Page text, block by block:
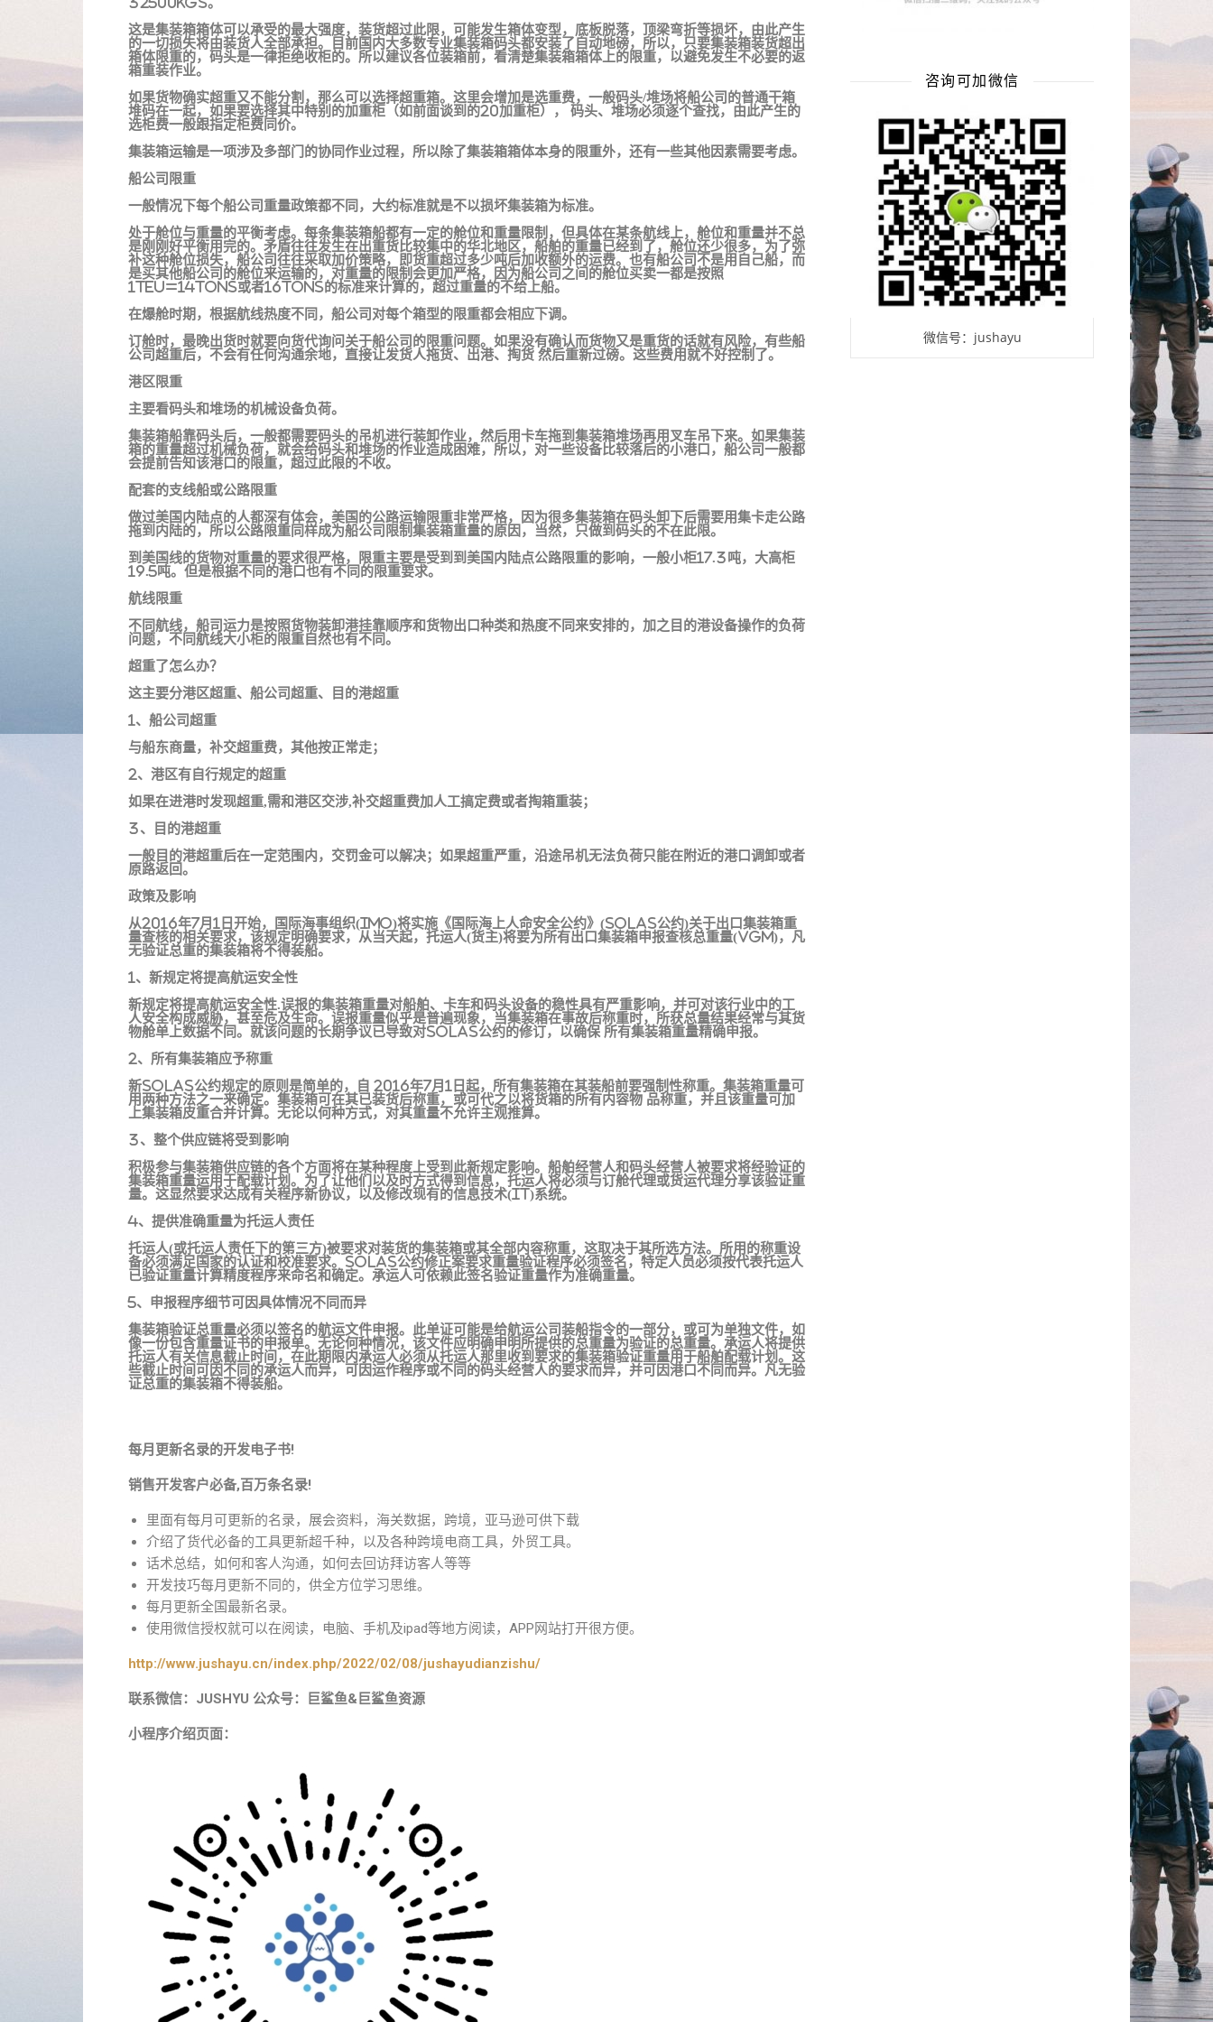
这是集装箱箱体可以承受的最大强度，装货超过此限，可能发生箱体变型，底板脱落，顶梁弯折等损坏，由此产生
的一切损失将由装货人全部承担。目前国内大多数专业集装箱码头都安装了自动地磅，所以，只要集装箱装货超出
箱体限重的，码头是一律拒绝收柜的。所以建议各位装箱前，看清楚集装箱箱体上的限重，以避免发生不必要的返
箱重装作业。
如果货物确实超重又不能分割，那么可以选择超重箱。这里会增加是选重费，一般码头/堆场将船公司的普通干箱
堆码在一起，如果要选择其中特别的加重柜（如前面谈到的20加重柜）， 码头、堆场必须逐个查找，由此产生的
选柜费一般跟指定柜费同价。
集装箱运输是一项涉及多部门的协同作业过程，所以除了集装箱箱体本身的限重外，还有一些其他因素需要考虑。
船公司限重
一般情况下每个船公司重量政策都不同，大约标准就是不以损坏集装箱为标准。
处于舱位与重量的平衡考虑。每条集装箱船都有一定的舱位和重量限制，但具体在某条航线上，舱位和重量并不总
是刚刚好平衡用完的。矛盾往往发生在出重货比较集中的华北地区，船舶的重量已经到了，舱位还少很多，为了弥
补这种舱位损失，船公司往往采取加价策略，即货重超过多少吨后加收额外的运费。也有船公司不是用自己船，而
是买其他船公司的舱位来运输的，对重量的限制会更加严格，因为船公司之间的舱位买卖一都是按照
1TEU=14TONS或者16TONS的标准来计算的，超过重量的不给上船。
在爆舱时期，根据航线热度不同，船公司对每个箱型的限重都会相应下调。
订舱时，最晚出货时就要向货代询问关于船公司的限重问题。如果没有确认而货物又是重货的话就有风险，有些船
公司超重后，不会有任何沟通余地，直接让发货人拖货、出港、掏货 然后重新过磅。这些费用就不好控制了。
港区限重
主要看码头和堆场的机械设备负荷。
集装箱船靠码头后，一般都需要码头的吊机进行装卸作业，然后用卡车拖到集装箱堆场再用叉车吊下来。如果集装
箱的重量超过机械负荷，就会给码头和堆场的作业造成困难，所以，对一些设备比较落后的小港口，船公司一般都
会提前告知该港口的限重，超过此限的不收。
配套的支线船或公路限重
做过美国内陆点的人都深有体会，美国的公路运输限重非常严格，因为很多集装箱在码头卸下后需要用集卡走公路
拖到内陆的，所以公路限重同样成为船公司限制集装箱重量的原因，当然，只做到码头的不在此限。
到美国线的货物对重量的要求很严格，限重主要是受到到美国内陆点公路限重的影响，一般小柜17.3吨，大高柜
19.5吨。但是根据不同的港口也有不同的限重要求。
航线限重
不同航线，船司运力是按照货物装卸港挂靠顺序和货物出口种类和热度不同来安排的，加之目的港设备操作的负荷
问题，不同航线大小柜的限重自然也有不同。
超重了怎么办？
这主要分港区超重、船公司超重、目的港超重
1、船公司超重
与船东商量，补交超重费，其他按正常走；
2、港区有自行规定的超重
如果在进港时发现超重,需和港区交涉,补交超重费加人工搞定费或者掏箱重装；
3、目的港超重
一般目的港超重后在一定范围内，交罚金可以解决；如果超重严重，沿途吊机无法负荷只能在附近的港口调卸或者
原路返回。
政策及影响
从2016年7月1日开始，国际海事组织(IMO)将实施《国际海上人命安全公约》(SOLAS公约)关于出口集装箱重
量查核的相关要求，该规定明确要求，从当天起，托运人(货主)将要为所有出口集装箱申报查核总重量(VGM)，凡
无验证总重的集装箱将不得装船。
1、新规定将提高航运安全性
新规定将提高航运安全性.误报的集装箱重量对船舶、卡车和码头设备的稳性具有严重影响，并可对该行业中的工
人安全构成威胁，甚至危及生命。误报重量似乎是普遍现象，当集装箱在事故后称重时，所获总量结果经常与其货
物舱单上数据不同。就该问题的长期争议已导致对SOLAS公约的修订，以确保 所有集装箱重量精确申报。
2、所有集装箱应予称重
新SOLAS公约规定的原则是简单的，自 2016年7月1日起，所有集装箱在其装船前要强制性称重。集装箱重量可
用两种方法之一来确定。集装箱可在其已装货后称重，或可代之以将货箱的所有内容物 品称重，并且该重量可加
上集装箱皮重合并计算。无论以何种方式，对其重量不允许主观推算。
3、整个供应链将受到影响
积极参与集装箱供应链的各个方面将在某种程度上受到此新规定影响。船舶经营人和码头经营人被要求将经验证的
集装箱重量运用于配载计划。为了让他们以及时方式得到信息，托运人将必须与订舱代理或货运代理分享该验证重
量。这显然要求达成有关程序新协议，以及修改现有的信息技术(IT)系统。
4、提供准确重量为托运人责任
托运人(或托运人责任下的第三方)被要求对装货的集装箱或其全部内容称重，这取决于其所选方法。所用的称重设
备必须满足国家的认证和校准要求。SOLAS公约修正案要求重量验证程序必须签名，特定人员必须按代表托运人
已验证重量计算精度程序来命名和确定。承运人可依赖此签名验证重量作为准确重量。
5、申报程序细节可因具体情况不同而异
集装箱验证总重量必须以签名的航运文件申报。此单证可能是给航运公司装船指令的一部分，或可为单独文件，如
像一份包含重量证书的申报单。无论何种情况，该文件应明确申明所提供的总重量为验证的总重量。承运人将提供
托运人有关信息截止时间，在此期限内承运人必须从托运人那里收到要求的集装箱验证重量用于船舶配载计划。这
些截止时间可因不同的承运人而异，可因运作程序或不同的码头经营人的要求而异，并可因港口不同而异。凡无验
证总重的集装箱不得装船。
每月更新名录的开发电子书!
销售开发客户必备,百万条名录!
里面有每月可更新的名录，展会资料，海关数据，跨境，亚马逊可供下载
介绍了货代必备的工具更新超千种，以及各种跨境电商工具，外贸工具。
话术总结，如何和客人沟通，如何去回访拜访客人等等
开发技巧每月更新不同的，供全方位学习思维。
每月更新全国最新名录。
使用微信授权就可以在阅读，电脑、手机及ipad等地方阅读，APP网站打开很方便。
http://www.jushayu.cn/index.php/2022/02/08/jushayudianzishu/
联系微信：JUSHYU 公众号：巨鲨鱼&巨鲨鱼资源
小程序介绍页面：
咨询可加微信
微信号：jushayu